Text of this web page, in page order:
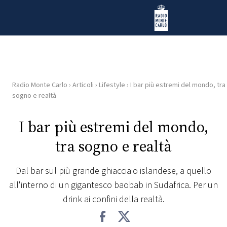
Radio Monte Carlo
HOME
RADIO
PLAYLIST
Radio Monte Carlo › Articoli › Lifestyle › I bar più estremi del mondo, tra
sogno e realtà
I bar più estremi del mondo,
tra sogno e realtà
Dal bar sul più grande ghiacciaio islandese, a quello
all'interno di un gigantesco baobab in Sudafrica. Per un
drink ai confini della realtà.